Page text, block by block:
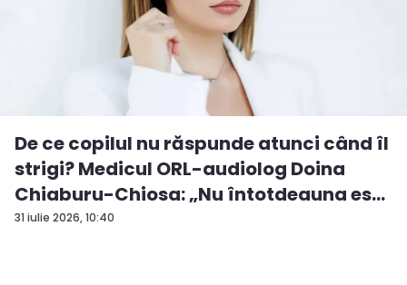
31 iulie 2026, 10:40
De ce copilul nu răspunde atunci când îl
strigi? Medicul ORL-audiolog Doina
Chiaburu-Chiosa: „Nu întotdeauna es...